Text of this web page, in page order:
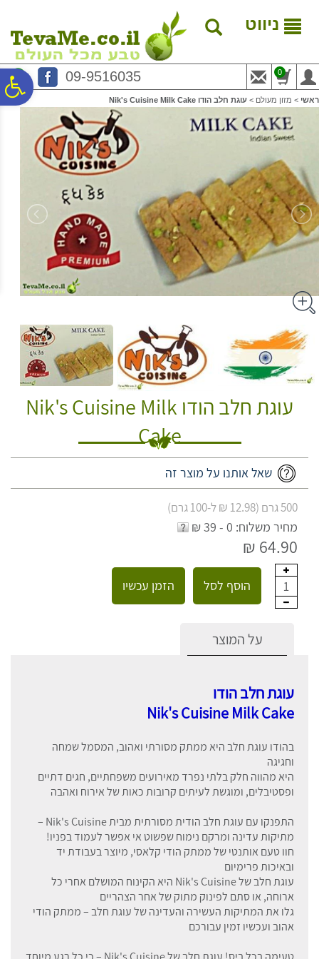
נגישות
המרכזי
ניווט
09-9516035 0
ראשי > מזון מעולם > עוגת חלב הודו Nik's Cuisine Milk Cake
עוגת חלב הודו Nik's Cuisine Milk
Cake
שאל אותנו על מוצר זה
500 גרם (12.98 ₪ ל-100 גרם)
מחיר משלוח: 0 - 39 ₪
64.90 ₪
1 הוסף לסל הזמן עכשיו
על המוצר
עוגת חלב הודו
Nik's Cuisine Milk Cake
בהודו עוגת חלב היא ממתק מסורתי ואהוב, המסמל שמחה
וחגיגה
היא מהווה חלק בלתי נפרד מאירועים משפחתיים, חגים דתיים
ופסטיבלים, ומוגשת לעיתים קרובות כאות של אירוח ואהבה
התפנקו עם עוגת חלב הודית מסורתית מבית Nik's Cuisine –
מתיקות עדינה ומרקם נימוח שפשוט אי אפשר לעמוד בפניו!
חוו טעם אותנטי של ממתק הודי קלאסי, מיוצר בעבודת יד
ובאיכות פרימיום
עוגת חלב של Nik's Cuisine היא הקינוח המושלם אחרי כל
ארוחה, או סתם לפינוק מתוק של אחר הצהריים
גלו את המתיקות העשירה והעדינה של עוגת חלב – ממתק הודי
אהוב ועכשיו זמין עבורכם